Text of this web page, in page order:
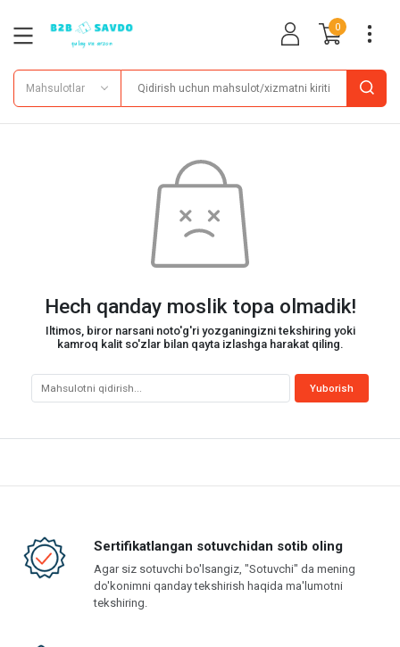
0
Mahsulotlar
Hech qanday moslik topa olmadik!
Iltimos, biror narsani noto'g'ri yozganingizni tekshiring yoki
kamroq kalit so'zlar bilan qayta izlashga harakat qiling.
Sertifikatlangan sotuvchidan sotib oling
Agar siz sotuvchi bo'lsangiz, "Sotuvchi" da mening
do'konimni qanday tekshirish haqida ma'lumotni
tekshiring.